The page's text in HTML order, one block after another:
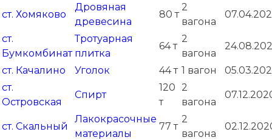
ст. Хомяково
Дровяная
древесина
80 т
2
вагона
ст.
Бумкомбинат
Тротуарная
плитка
64 т
2
вагона
ст. Качалино Уголок 44 т 1 вагон
ст.
Островская
Спирт
120
т
2
вагона
ст. Скальный
Лакокрасочные
материалы
77 т
2
вагона